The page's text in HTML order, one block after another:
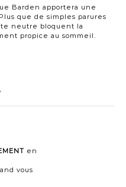
Barden apportera une
que de simples parures
neutre bloquent la
propice au sommeil.
en
vous